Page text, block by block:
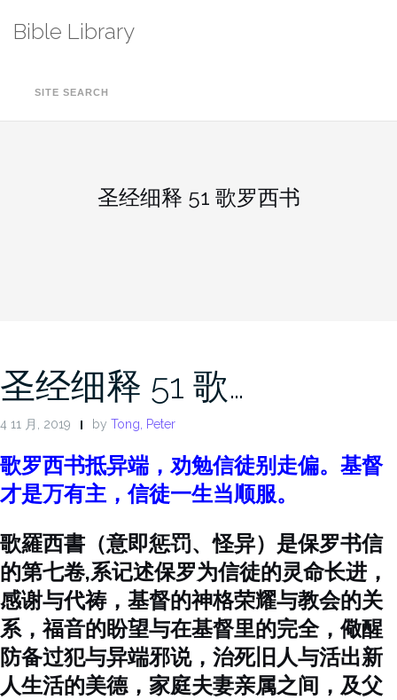
Bible Library
SITE SEARCH
圣经细释 51 歌罗西书
圣经细释 51 歌…
4 11 月, 2019 by Tong, Peter
歌罗西书抵异端，劝勉信徒别走偏。基督
才是万有主，信徒一生当顺服。
歌羅西書（意即惩罚、怪异）是保罗书信
的第七卷,系记述保罗为信徒的灵命长进，
感谢与代祷，基督的神格荣耀与教会的关
系，福音的盼望与在基督里的完全，儆醒
防备过犯与异端邪说，治死旧人与活出新
人生活的美德，家庭夫妻亲属之间，及父